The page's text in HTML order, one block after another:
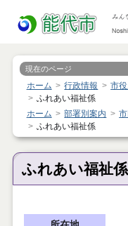
現在のページ
ホーム 行政情報 市
ふれあい福祉係
ホーム
部署別案内
ふれあい福祉係
ふれあい福祉係